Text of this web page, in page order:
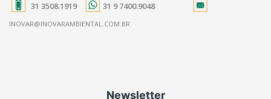
31 3508.1919 31 9 7400.9048
INOVAR@INOVARAMBIENTAL.COM.BR
Newsletter